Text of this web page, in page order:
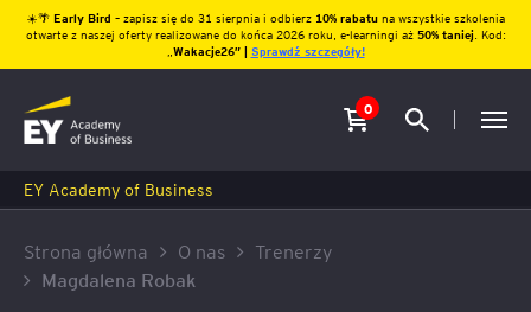
☀️🌴 Early Bird – zapisz się do 31 sierpnia i odbierz10% rabatu na wszystkie szkolenia
otwarte z naszej oferty realizowane do końca 2026 roku, e-learningi aż 50% taniej. Kod:
Wakacje26″ | Sprawdź szczegóły!
0
EY Academy of Business
Strona główna O nas
Trenerzy
Magdalena Robak